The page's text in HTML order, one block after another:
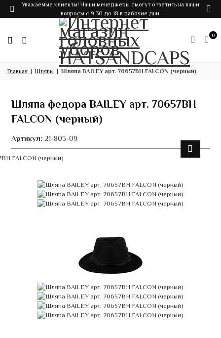
Уважаемые клиенты! Наши менеджеры смогут ответить на ваши
вопросы с 9:30 до 18 в рабочие дни.
0
Главная Шляпы Шляпа BAILEY арт. 70657BH FALCON (черный)
Шляпа федора BAILEY арт. 70657BH
FALCON (черный)
Артикул: 21-803-09